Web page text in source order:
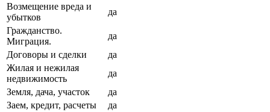
Возмещение вреда и
убытков
да
Гражданство.
Миграция.
да
Договоры и сделки
да
Жилая и нежилая
недвижимость
да
Земля, дача, участок
да
Заем, кредит, расчеты
да